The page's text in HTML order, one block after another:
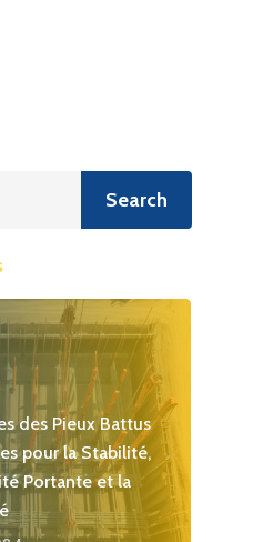
Search
des Pieux Battus
pour la Stabilité,
Portante et la